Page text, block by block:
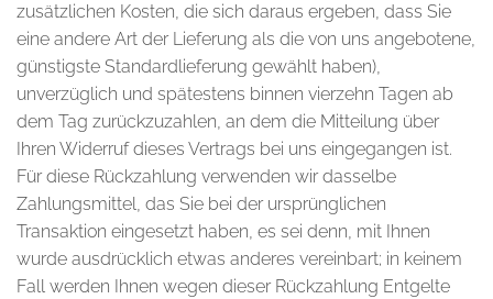
zusätzlichen Kosten, die sich daraus ergeben, dass Sie
eine andere Art der Lieferung als die von uns angebotene,
günstigste Standardlieferung gewählt haben),
unverzüglich und spätestens binnen vierzehn Tagen ab
dem Tag zurückzuzahlen, an dem die Mitteilung über
Ihren Widerruf dieses Vertrags bei uns eingegangen ist.
Für diese Rückzahlung verwenden wir dasselbe
Zahlungsmittel, das Sie bei der ursprünglichen
Transaktion eingesetzt haben, es sei denn, mit Ihnen
wurde ausdrücklich etwas anderes vereinbart; in keinem
Fall werden Ihnen wegen dieser Rückzahlung Entgelte